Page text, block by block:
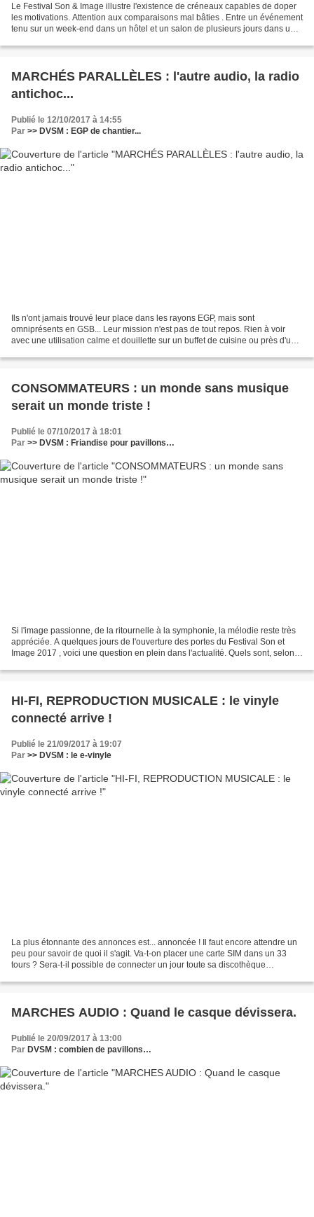
Le Festival Son & Image illustre l'existence de créneaux capables de doper
les motivations. Attention aux comparaisons mal bâties . Entre un événement
tenu sur un week-end dans un hôtel et un salon de plusieurs jours dans un
MARCHÉS PARALLÈLES : l'autre audio, la radio
antichoc...
Publié le 12/10/2017 à 14:55
Par >> DVSM : EGP de chantier...
Ils n'ont jamais trouvé leur place dans les rayons EGP, mais sont
omniprésents en GSB... Leur mission n'est pas de tout repos. Rien à voir
avec une utilisation calme et douillette sur un buffet de cuisine ou près d'une
CONSOMMATEURS : un monde sans musique
serait un monde triste !
Publié le 07/10/2017 à 18:01
Par >> DVSM : Friandise pour pavillons…
Si l'image passionne, de la ritournelle à la symphonie, la mélodie reste très
appréciée. A quelques jours de l'ouverture des portes du Festival Son et
Image 2017 , voici une question en plein dans l'actualité. Quels sont, selon
HI-FI, REPRODUCTION MUSICALE : le vinyle
connecté arrive !
Publié le 21/09/2017 à 19:07
Par >> DVSM : le e-vinyle
La plus étonnante des annonces est... annoncée ! Il faut encore attendre un
peu pour savoir de quoi il s'agit. Va-t-on placer une carte SIM dans un 33
tours ? Sera-t-il possible de connecter un jour toute sa discothèque
MARCHES AUDIO : Quand le casque dévissera.
Publié le 20/09/2017 à 13:00
Par DVSM : combien de pavillons…